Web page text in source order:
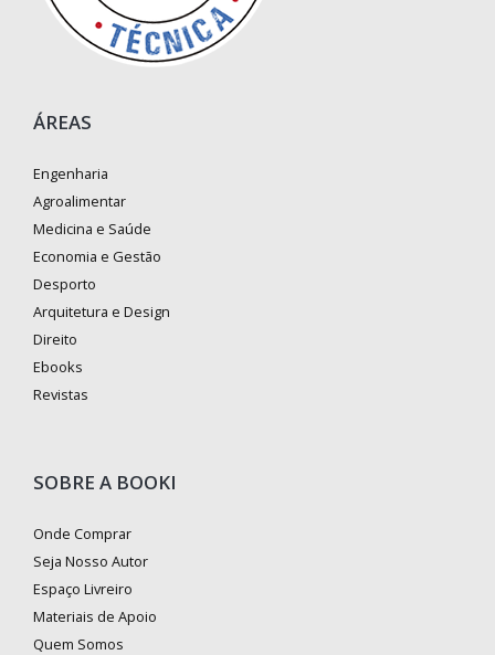
ÁREAS
Engenharia
Agroalimentar
Medicina e Saúde
Economia e Gestão
Desporto
Arquitetura e Design
Direito
Ebooks
Revistas
SOBRE A BOOKI
Onde Comprar
Seja Nosso Autor
Espaço Livreiro
Materiais de Apoio
Quem Somos